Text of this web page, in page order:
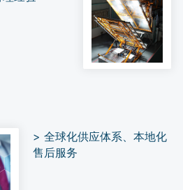
> 全球化供应体系、本地化
售后服务